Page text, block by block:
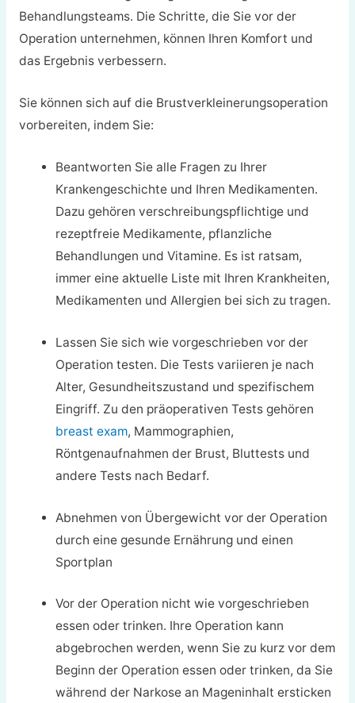
Behandlungsteams. Die Schritte, die Sie vor der
Operation unternehmen, können Ihren Komfort und
das Ergebnis verbessern.
Sie können sich auf die Brustverkleinerungsoperation
vorbereiten, indem Sie:
Beantworten Sie alle Fragen zu Ihrer
Krankengeschichte und Ihren Medikamenten.
Dazu gehören verschreibungspflichtige und
rezeptfreie Medikamente, pflanzliche
Behandlungen und Vitamine. Es ist ratsam,
immer eine aktuelle Liste mit Ihren Krankheiten,
Medikamenten und Allergien bei sich zu tragen.
Lassen Sie sich wie vorgeschrieben vor der
Operation testen. Die Tests variieren je nach
Alter, Gesundheitszustand und spezifischem
Eingriff. Zu den präoperativen Tests gehören
breast exam, Mammographien,
Röntgenaufnahmen der Brust, Bluttests und
andere Tests nach Bedarf.
Abnehmen von Übergewicht vor der Operation
durch eine gesunde Ernährung und einen
Sportplan
Vor der Operation nicht wie vorgeschrieben
essen oder trinken. Ihre Operation kann
abgebrochen werden, wenn Sie zu kurz vor dem
Beginn der Operation essen oder trinken, da Sie
während der Narkose an Mageninhalt ersticken